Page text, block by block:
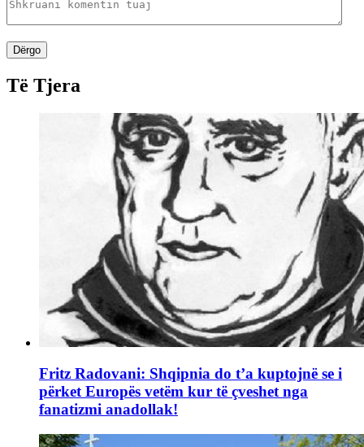
Dërgo
Të Tjera
Fritz Radovani: Shqipnia do t’a kuptojnë se i
përket Europës vetëm kur të çveshet nga
fanatizmi anadollak!